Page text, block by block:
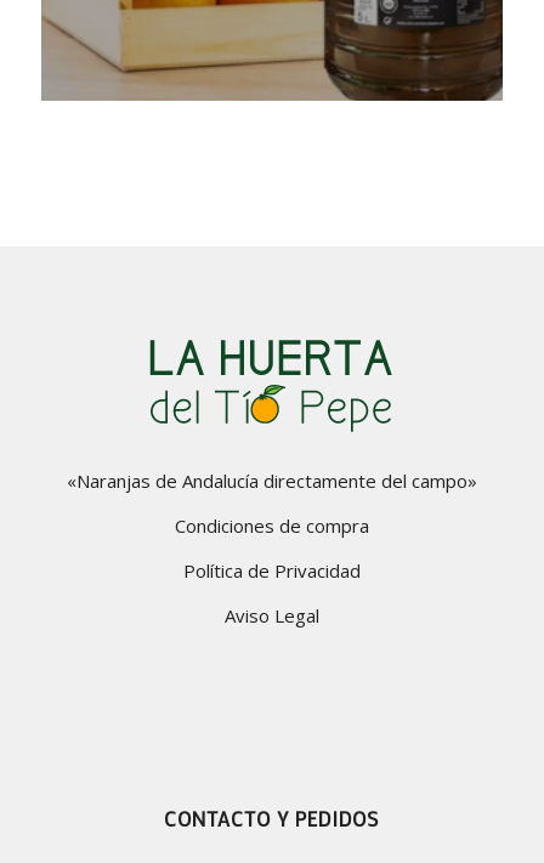
«Naranjas de Andalucía directamente del campo»
Condiciones de compra
Política de Privacidad
Aviso Legal
CONTACTO Y PEDIDOS